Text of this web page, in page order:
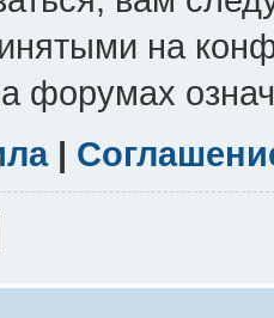
на
форумах
|